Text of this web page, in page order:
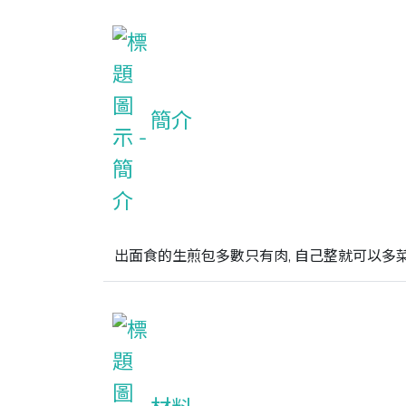
簡介
出面食的生煎包多數只有肉, 自己整就可以多